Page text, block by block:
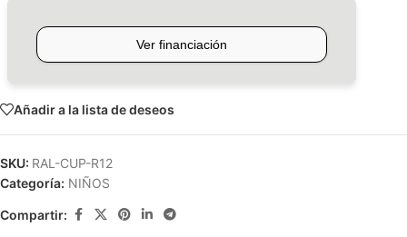
Añadir a la lista de deseos
SKU: RAL-CUP-R12
Categoría: NIÑOS
Compartir: